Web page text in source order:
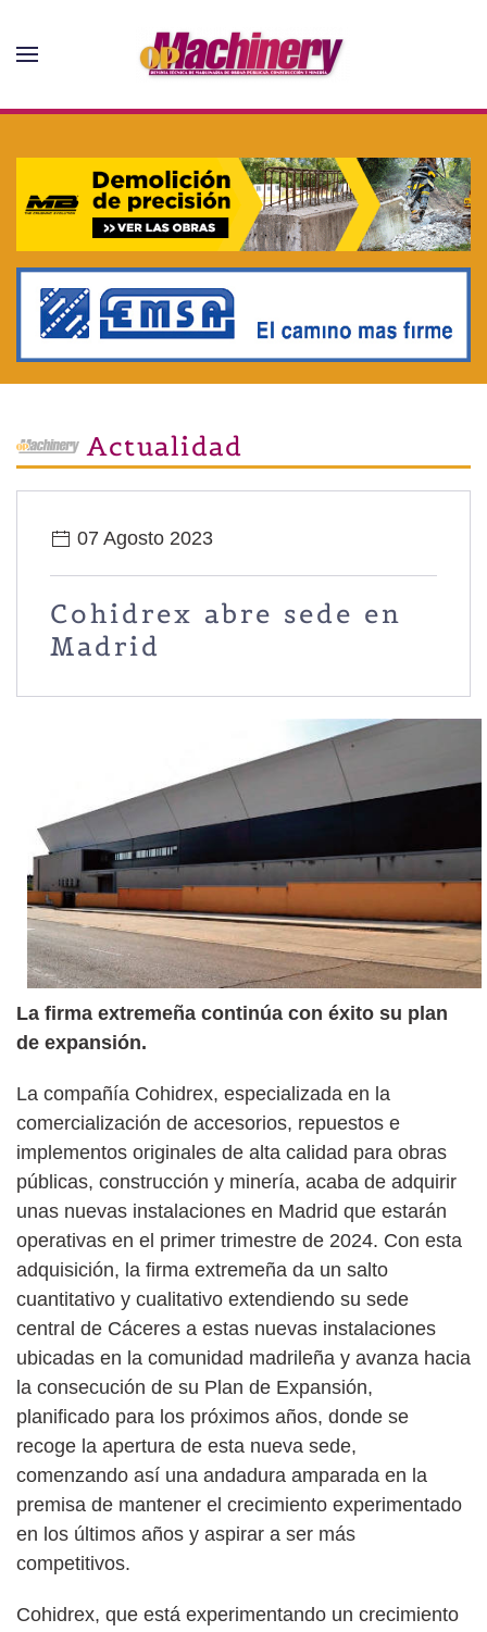
Skip to main content
Actualidad
07 Agosto 2023
Cohidrex abre sede en
Madrid
La firma extremeña continúa con éxito su plan
de expansión.
La compañía Cohidrex, especializada en la
comercialización de accesorios, repuestos e
implementos originales de alta calidad para obras
públicas, construcción y minería, acaba de adquirir
unas nuevas instalaciones en Madrid que estarán
operativas en el primer trimestre de 2024. Con esta
adquisición, la firma extremeña da un salto
cuantitativo y cualitativo extendiendo su sede
central de Cáceres a estas nuevas instalaciones
ubicadas en la comunidad madrileña y avanza hacia
la consecución de su Plan de Expansión,
planificado para los próximos años, donde se
recoge la apertura de esta nueva sede,
comenzando así una andadura amparada en la
premisa de mantener el crecimiento experimentado
en los últimos años y aspirar a ser más
competitivos.
Cohidrex, que está experimentando un crecimiento